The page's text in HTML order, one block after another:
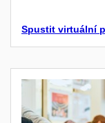
Spustit virtuální